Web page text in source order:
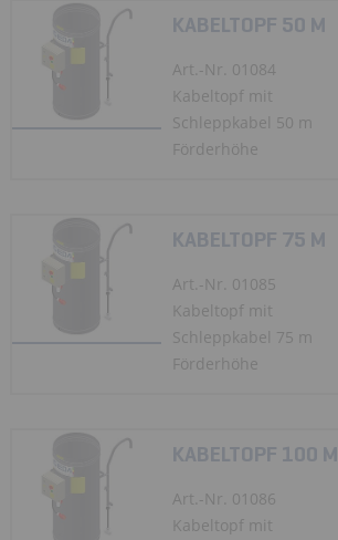
KABELTOPF 50 M
Art.-Nr. 01084
Kabeltopf mit
Schleppkabel 50 m
Förderhöhe
KABELTOPF 75 M
Art.-Nr. 01085
Kabeltopf mit
Schleppkabel 75 m
Förderhöhe
KABELTOPF 100 M
Art.-Nr. 01086
Kabeltopf mit